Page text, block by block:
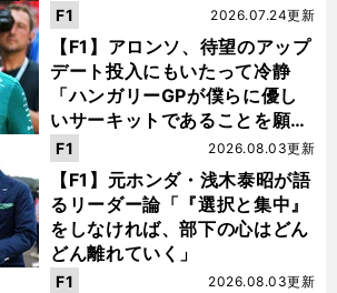
【F1】アロンソ、待望のアップ
デート投入にもいたって冷静
「ハンガリーGPが僕らに優し
いサーキットであることを願
う」
2026.07.24更新
F1
【F1】元ホンダ・浅木泰昭が語
るリーダー論「『選択と集中』
をしなければ、部下の心はどん
どん離れていく」
2026.08.03更新
F1
2026.08.03更新
F1